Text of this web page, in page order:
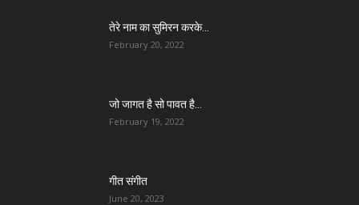
तेरे नाम का सुमिरन करके…
February 20, 2022
जो जागत है सो पावत है…
February 19, 2022
गीत संगीत
June 20, 2023